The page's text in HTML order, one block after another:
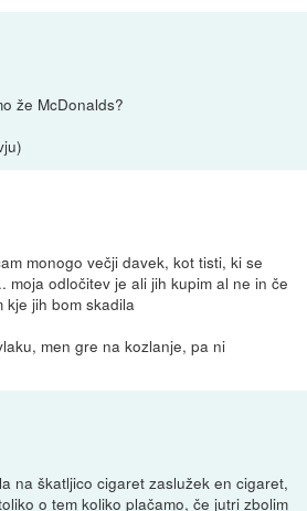
že McDonalds?
monogo večji davek, kot tisti, ki se
moja odločitev je ali jih kupim al ne in če
kje jih bom skadila
men gre na kozlanje, pa ni
na škatljico cigaret zaslužek en cigaret,
o tem koliko plačamo, če jutri zbolim